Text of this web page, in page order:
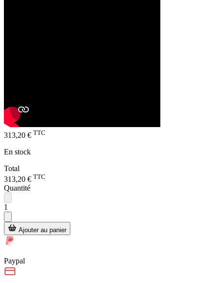
313,20 € TTC
En stock
Total
313,20 € TTC
Quantité
1
Ajouter au panier
Paypal